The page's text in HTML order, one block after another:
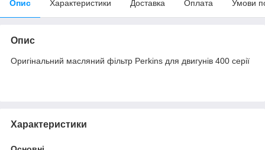
Опис Характеристики Доставка Оплата Умови
Опис
Оригінальний масляний фільтр Perkins для двигунів 400 серії
Характеристики